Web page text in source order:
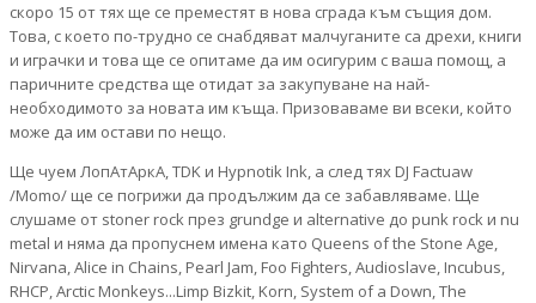
скоро 15 от тях ще се преместят в нова сграда към същия дом.
Това, с което по-трудно се снабдяват малчуганите са дрехи, книги
и играчки и това ще се опитаме да им осигурим с ваша помощ, а
паричните средства ще отидат за закупуване на най-
необходимото за новата им къща. Призоваваме ви всеки, който
може да им остави по нещо.
Ще чуем ЛопАтАркА, TDK и Hypnotik Ink, а след тях DJ Factuaw
/Momo/ ще се погрижи да продължим да се забавляваме. Ще
слушаме от stoner rock през grundge и alternative до punk rock и nu
metal и няма да пропуснем имена като Queens of the Stone Age,
Nirvana, Alice in Chains, Pearl Jam, Foo Fighters, Audioslave, Incubus,
RHCP, Arctic Monkeys...Limp Bizkit, Korn, System of a Down, The